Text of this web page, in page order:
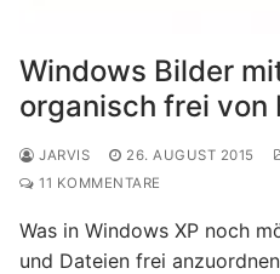
Windows Bilder
organisch frei von
JARVIS 26. AUGUST 2015
11 KOMMENTARE
Was in Windows XP noch
und Dateien frei